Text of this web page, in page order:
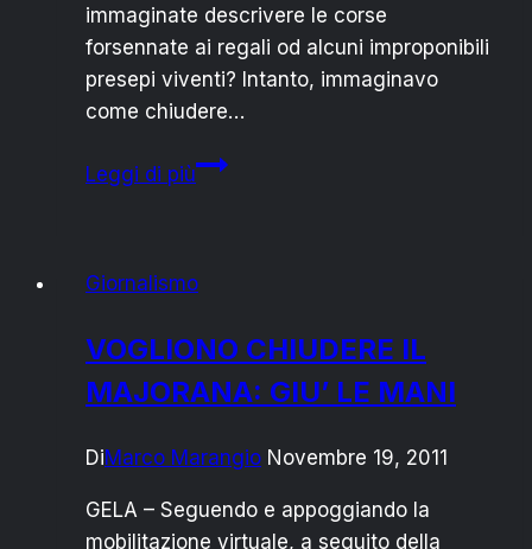
immaginate descrivere le corse
forsennate ai regali od alcuni improponibili
presepi viventi? Intanto, immaginavo
come chiudere…
Leggi di piùEstate
l’abusivismo
selvaggio
Giornalismo
VOGLIONO CHIUDERE IL
MAJORANA: GIU’ LE MANI
DiMarco Marangio Novembre 19, 2011
GELA – Seguendo e appoggiando la
mobilitazione virtuale, a seguito della